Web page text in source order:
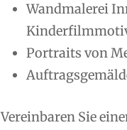
Wandmalerei
Portraits von
Vereinbaren Sie